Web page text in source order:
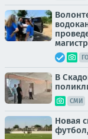
В
СМИ
Новая